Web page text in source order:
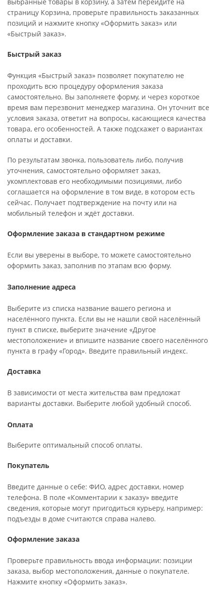
страницу Корзина, проверьте правильность заказанных
позиций и нажмите кнопку «Оформить заказ» или
«Быстрый заказ».
Быстрый заказ
Функция «Быстрый заказ» позволяет покупателю не
проходить всю процедуру оформления заказа
самостоятельно. Вы заполняете форму, и через короткое
время вам перезвонит менеджер магазина. Он уточнит все
условия заказа, ответит на вопросы, касающиеся качества
товара, его особенностей. А также подскажет о вариантах
оплаты и доставки.
По результатам звонка, пользователь либо, получив
уточнения, самостоятельно оформляет заказ,
укомплектовав его необходимыми позициями, либо
соглашается на оформление в том виде, в котором есть
сейчас. Получает подтверждение на почту или на
мобильный телефон и ждёт доставки.
Оформление заказа в стандартном режиме
Если вы уверены в выборе, то можете самостоятельно
оформить заказ, заполнив по этапам всю форму.
Заполнение адреса
Выберите из списка название вашего региона и
населённого пункта. Если вы не нашли свой населённый
пункт в списке, выберите значение «Другое
местоположение» и впишите название своего населённого
пункта в графу «Город». Введите правильный индекс.
Доставка
В зависимости от места жительства вам предложат
варианты доставки. Выберите любой удобный способ.
Оплата
Выберите оптимальный способ оплаты.
Покупатель
Введите данные о себе: ФИО, адрес доставки, номер
телефона. В поле «Комментарии к заказу» введите
сведения, которые могут пригодиться курьеру, например:
подъезды в доме считаются справа налево.
Оформление заказа
Проверьте правильность ввода информации: позиции
заказа, выбор местоположения, данные о покупателе.
Нажмите кнопку «Оформить заказ».